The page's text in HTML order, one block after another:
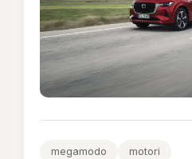
megamodo motori